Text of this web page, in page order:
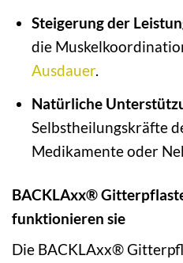
Steigerung der
die
Ausdauer.
Natürliche
Selbstheilungskräfte
Medikamente oder
BACKLAxx®
funktionieren sie
Die BACKLAxx®